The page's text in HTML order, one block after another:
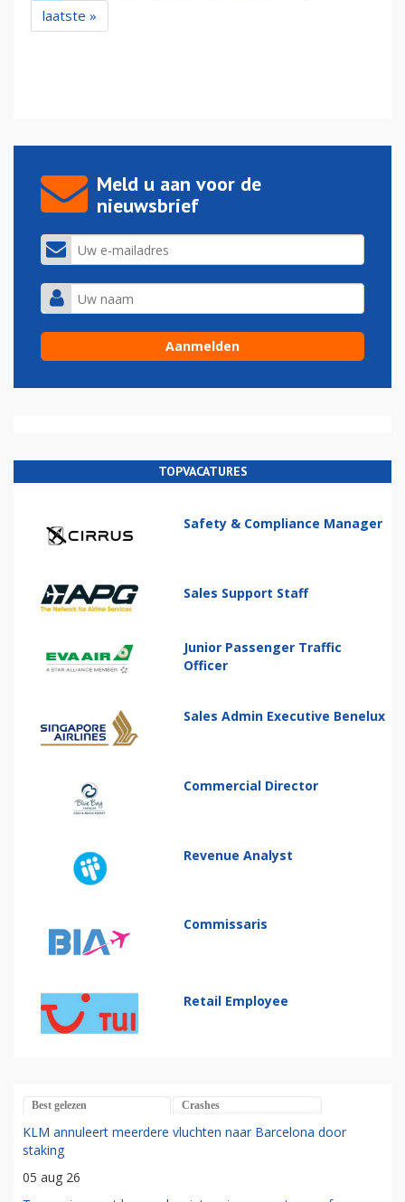
laatste »
Meld u aan voor de
nieuwsbrief
TOPVACATURES
Safety & Compliance Manager
Sales Support Staff
Junior Passenger Traffic
Officer
Sales Admin Executive Benelux
Commercial Director
Revenue Analyst
Commissaris
Retail Employee
Best gelezen Crashes
KLM annuleert meerdere vluchten naar Barcelona door
staking
05 aug 26